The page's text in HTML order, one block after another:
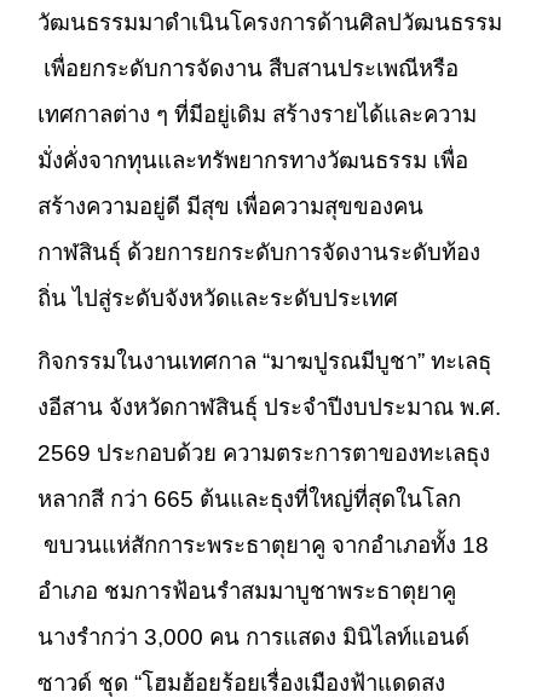
วัฒนธรรมมาดำเนินโครงการด้านศิลปวัฒนธรรม
เพื่อยกระดับการจัดงาน สืบสานประเพณีหรือ
เทศกาลต่าง ๆ ที่มีอยู่เดิม สร้างรายได้และความ
มั่งคั่งจากทุนและทรัพยากรทางวัฒนธรรม เพื่อ
สร้างความอยู่ดี มีสุข เพื่อความสุขของคน
กาฬสินธุ์ ด้วยการยกระดับการจัดงานระดับท้อง
ถิ่น ไปสู่ระดับจังหวัดและระดับประเทศ
กิจกรรมในงานเทศกาล “มาฆปูรณมีบูชา” ทะเลธุ
งอีสาน จังหวัดกาฬสินธุ์ ประจำปีงบประมาณ พ.ศ.
2569 ประกอบด้วย ความตระการตาของทะเลธุง
หลากสี กว่า 665 ต้นและธุงที่ใหญ่ที่สุดในโลก
ขบวนแห่สักการะพระธาตุยาคู จากอำเภอทั้ง 18
อำเภอ ชมการฟ้อนรำสมมาบูชาพระธาตุยาคู
นางรำกว่า 3,000 คน การแสดง มินิไลท์แอนด์
ซาวด์ ชุด “โฮมฮ้อยร้อยเรื่องเมืองฟ้าแดดสง